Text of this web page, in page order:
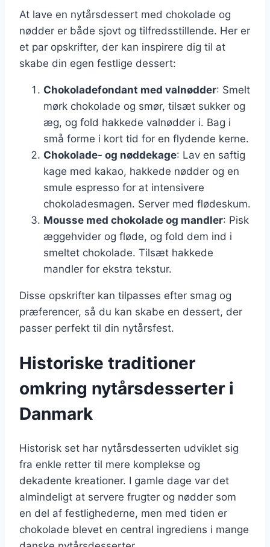
At lave en nytårsdessert med chokolade og
nødder er både sjovt og tilfredsstillende. Her er
et par opskrifter, der kan inspirere dig til at
skabe din egen festlige dessert:
Chokoladefondant med valnødder: Smelt
mørk chokolade og smør, tilsæt sukker og
æg, og fold hakkede valnødder i. Bag i
små forme i kort tid for en flydende kerne.
Chokolade- og nøddekage: Lav en saftig
kage med kakao, hakkede nødder og en
smule espresso for at intensivere
chokoladesmagen. Server med flødeskum.
Mousse med chokolade og mandler: Pisk
æggehvider og fløde, og fold dem ind i
smeltet chokolade. Tilsæt hakkede
mandler for ekstra tekstur.
Disse opskrifter kan tilpasses efter smag og
præferencer, så du kan skabe en dessert, der
passer perfekt til din nytårsfest.
Historiske traditioner
omkring nytårsdesserter i
Danmark
Historisk set har nytårsdesserten udviklet sig
fra enkle retter til mere komplekse og
dekadente kreationer. I gamle dage var det
almindeligt at servere frugter og nødder som
en del af festlighederne, men med tiden er
chokolade blevet en central ingrediens i mange